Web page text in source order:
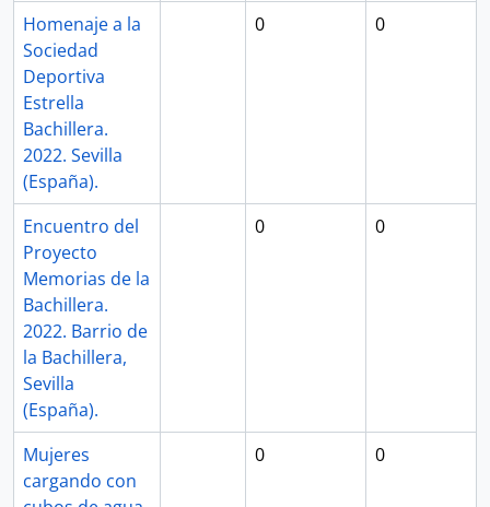
Homenaje a la
Sociedad
Deportiva
Estrella
Bachillera.
2022. Sevilla
(España).
0 0
Encuentro del
Proyecto
Memorias de la
Bachillera.
2022. Barrio de
la Bachillera,
Sevilla
(España).
0 0
Mujeres
cargando con
0 0